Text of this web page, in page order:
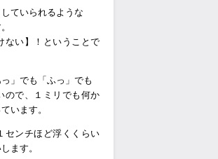
ていられるような
ない】！ということで
」でも「ふっ」でも
ので、１ミリでも何か
います。
センチほど浮くくらい
ます。